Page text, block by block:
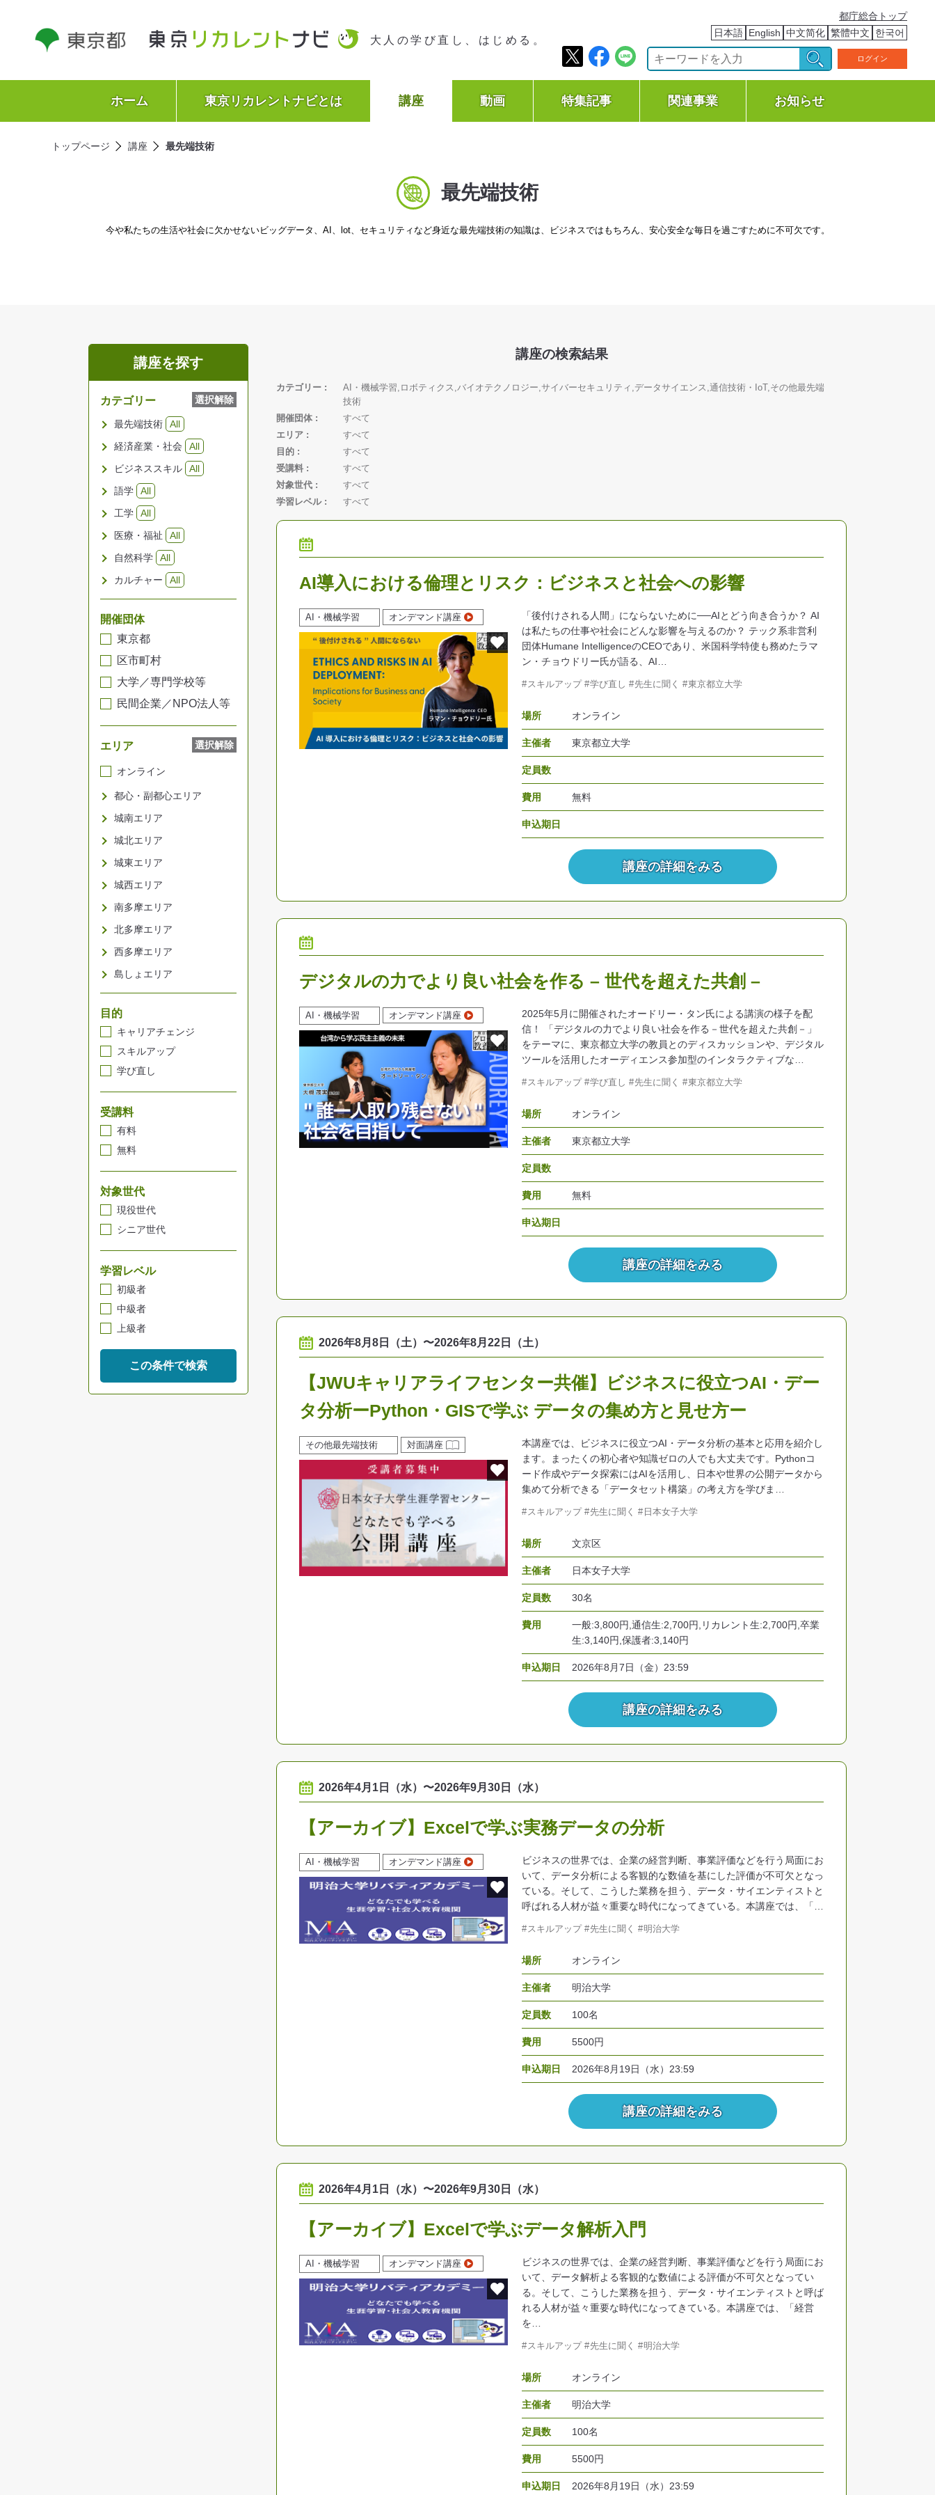
大人の学び直し、はじめる。
都庁総合トップ
日本語 English 中文简化 繁體中文 한국어
ログイン
ホーム 東京リカレントナビとは 講座 動画 特集記事 関連事業 お知らせ
トップページ 講座 最先端技術
最先端技術
今や私たちの生活や社会に欠かせないビッグデータ、AI、lot、セキュリティなど身近な最先端技術の知識は、ビジネスではもちろん、安心安全な毎日を過ごすために不可欠です。
講座を探す
カテゴリー 選択解除
最先端技術
All
経済産業・社会
All
ビジネススキル
All
語学
All
工学
All
医療・福祉
All
自然科学
All
カルチャー
All
開催団体
東京都
区市町村
大学／専門学校等
民間企業／NPO法人等
エリア 選択解除
オンライン
都心・副都心エリア
城南エリア
城北エリア
城東エリア
城西エリア
南多摩エリア
北多摩エリア
西多摩エリア
島しょエリア
目的
キャリアチェンジ
スキルアップ
学び直し
受講料
有料
無料
対象世代
現役世代
シニア世代
学習レベル
初級者
中級者
上級者
この条件で検索
講座の検索結果
カテゴリー
AI・機械学習,ロボティクス,バイオテクノロジー,サイバーセキュリティ,データサイエンス,通信技術・IoT,その他最先端
技術
開催団体
すべて
エリア
すべて
目的
すべて
受講料
すべて
対象世代
すべて
学習レベル
すべて
AI導入における倫理とリスク：ビジネスと社会への影響
AI・機械学習 オンデマンド講座
「後付けされる人間」にならないために──AIとどう向き合うか？ AI
は私たちの仕事や社会にどんな影響を与えるのか？ テック系非営利
団体Humane IntelligenceのCEOであり、米国科学特使も務めたラマ
ン・チョウドリー氏が語る、AI…
スキルアップ 学び直し 先生に聞く 東京都立大学
場所 オンライン
主催者 東京都立大学
定員数
費用 無料
申込期日
講座の詳細をみる
デジタルの力でより良い社会を作る – 世代を超えた共創 –
AI・機械学習 オンデマンド講座
2025年5月に開催されたオードリー・タン氏による講演の様子を配
信！ 「デジタルの力でより良い社会を作る－世代を超えた共創－」
をテーマに、東京都立大学の教員とのディスカッションや、デジタル
ツールを活用したオーディエンス参加型のインタラクティブな…
スキルアップ 学び直し 先生に聞く 東京都立大学
場所 オンライン
主催者 東京都立大学
定員数
費用 無料
申込期日
講座の詳細をみる
2026年8月8日（土） 〜2026年8月22日（土）
【JWUキャリアライフセンター共催】ビジネスに役立つAI・デー
タ分析ーPython・GISで学ぶ データの集め方と見せ方ー
その他最先端技術 対面講座
本講座では、ビジネスに役立つAI・データ分析の基本と応用を紹介し
ます。まったくの初心者や知識ゼロの人でも大丈夫です。Pythonコ
ード作成やデータ探索にはAIを活用し、日本や世界の公開データから
集めて分析できる「データセット構築」の考え方を学びま…
スキルアップ 先生に聞く 日本女子大学
場所 文京区
主催者 日本女子大学
定員数 30名
費用
一般:3,800円,通信生:2,700円,リカレント生:2,700円,卒業
生:3,140円,保護者:3,140円
申込期日 2026年8月7日（金）23:59
講座の詳細をみる
2026年4月1日（水） 〜2026年9月30日（水）
【アーカイブ】Excelで学ぶ実務データの分析
AI・機械学習 オンデマンド講座
ビジネスの世界では、企業の経営判断、事業評価などを行う局面にお
いて、データ分析による客観的な数値を基にした評価が不可欠となっ
ている。そして、こうした業務を担う、データ・サイエンティストと
呼ばれる人材が益々重要な時代になってきている。本講座では、「…
スキルアップ 先生に聞く 明治大学
場所 オンライン
主催者 明治大学
定員数 100名
費用 5500円
申込期日 2026年8月19日（水）23:59
講座の詳細をみる
2026年4月1日（水） 〜2026年9月30日（水）
【アーカイブ】Excelで学ぶデータ解析入門
AI・機械学習 オンデマンド講座
ビジネスの世界では、企業の経営判断、事業評価などを行う局面にお
いて、データ解析よる客観的な数値による評価が不可欠となってい
る。そして、こうした業務を担う、データ・サイエンティストと呼ば
れる人材が益々重要な時代になってきている。本講座では、「経営
を…
スキルアップ 先生に聞く 明治大学
場所 オンライン
主催者 明治大学
定員数 100名
費用 5500円
申込期日 2026年8月19日（水）23:59